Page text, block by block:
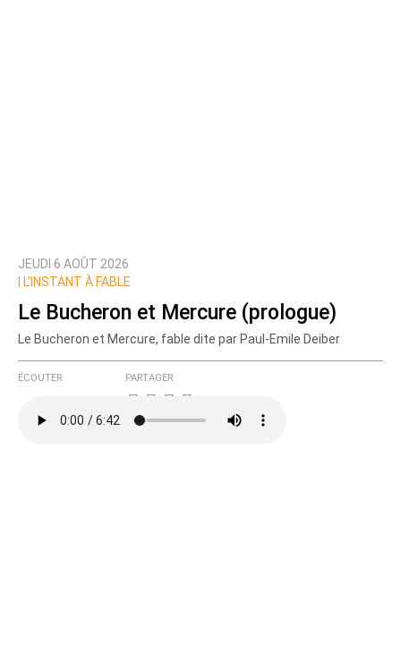
Prévenez-moi de tous les nouveaux commentaires
JEUDI 6 AOÛT 2026
L’INSTANT À FABLE
Le Bucheron et Mercure (prologue)
Le Bucheron et Mercure, fable dite par Paul-Emile Deiber
ÉCOUTER PARTAGER